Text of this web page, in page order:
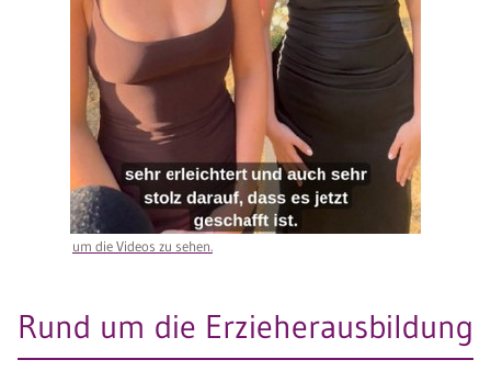
um die Videos zu sehen.
Rund um die Erzieherausbildung